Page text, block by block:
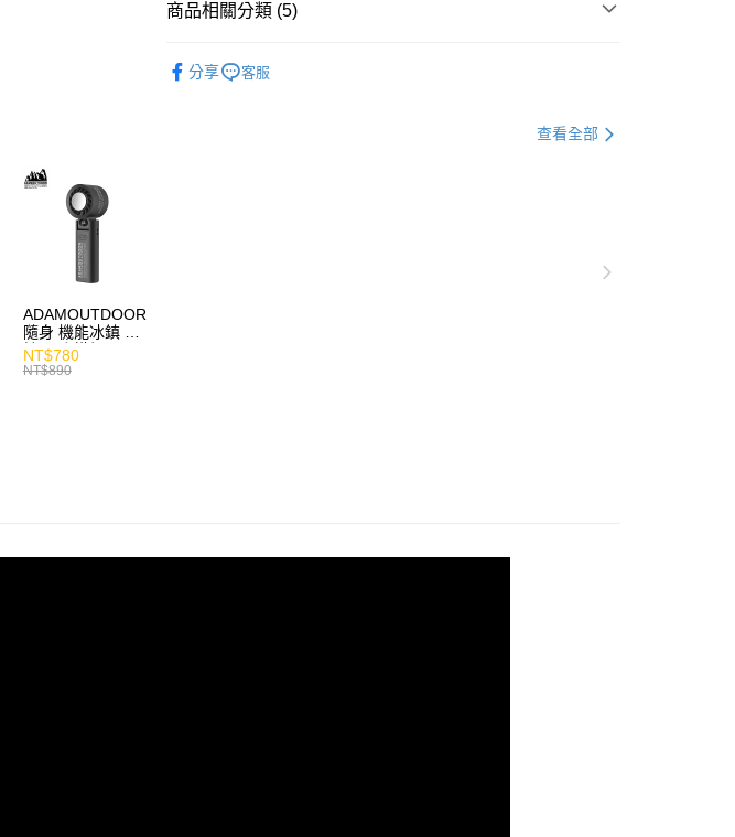
商品相關分類 (5)
分享 客服
查看全部
ADAMOUTDOOR
隨身 機能冰鎮 手
持風扇 掛繩
NT$780
NT$890